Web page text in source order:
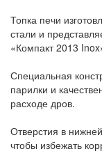
Топка печи
стали и
«Компакт 2013
Специальная
парилки и
расходе дров.
Отверстия в
чтобы избежать